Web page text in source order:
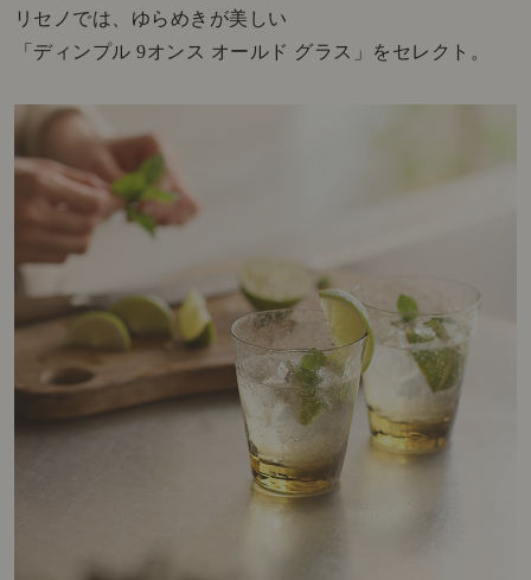
リセノでは、ゆらめきが美しい
「ディンプル 9オンス オールド グラス」をセレクト。